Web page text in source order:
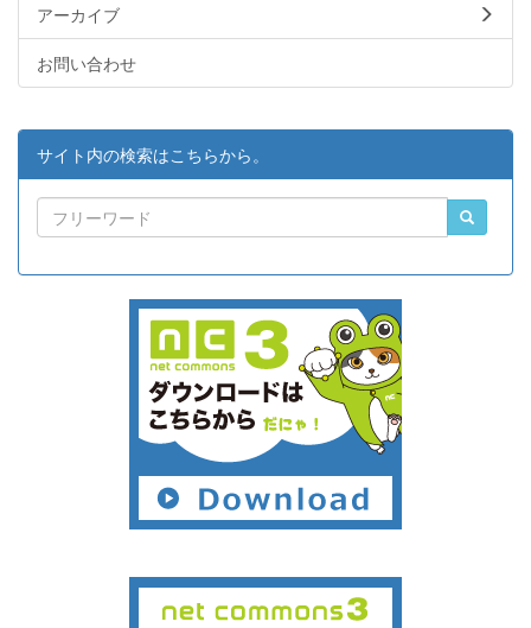
アーカイブ
お問い合わせ
サイト内の検索はこちらから。